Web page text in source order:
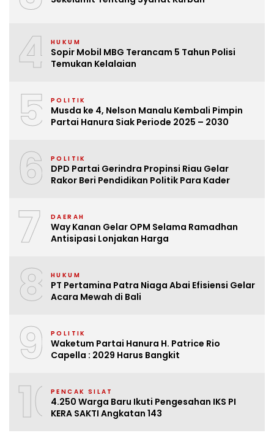
4 HUKUM
Sopir Mobil MBG Terancam 5 Tahun Polisi
Temukan Kelalaian
5 POLITIK
Musda ke 4, Nelson Manalu Kembali Pimpin
Partai Hanura Siak Periode 2025 – 2030
6 POLITIK
DPD Partai Gerindra Propinsi Riau Gelar
Rakor Beri Pendidikan Politik Para Kader
7 DAERAH
Way Kanan Gelar OPM Selama Ramadhan
Antisipasi Lonjakan Harga
8 HUKUM
PT Pertamina Patra Niaga Abai Efisiensi Gelar
Acara Mewah di Bali
9 POLITIK
Waketum Partai Hanura H. Patrice Rio
Capella : 2029 Harus Bangkit
10PENCAK SILAT
4.250 Warga Baru Ikuti Pengesahan IKS PI
KERA SAKTI Angkatan 143